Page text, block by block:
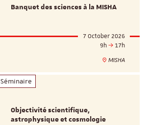
Banquet des sciences à la MISHA
7 October 2026
9h
17h
MISHA
Séminaire
Objectivité scientifique,
astrophysique et cosmologie